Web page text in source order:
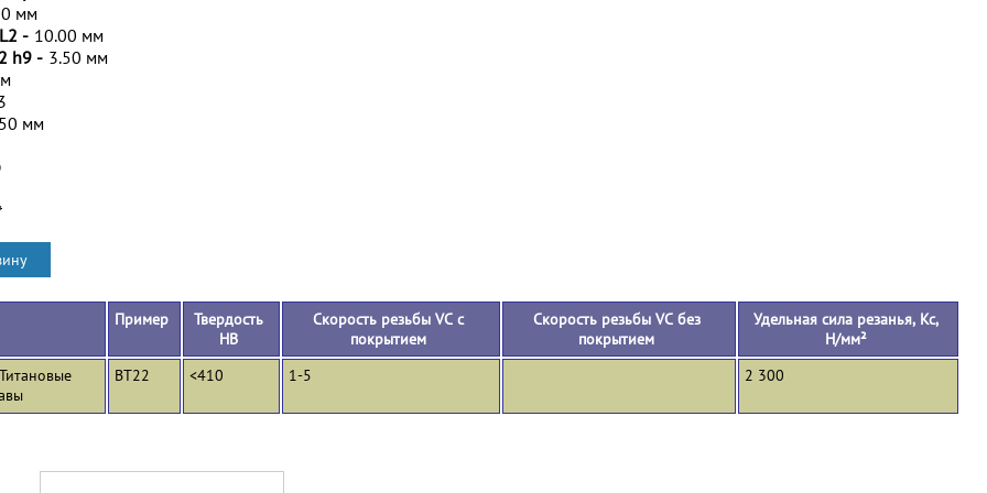
мм
- 10.00 мм
h9 - 3.50 мм
мм
Пример
Твердость
HB
Скорость резьбы VC с
покрытием
Скорость резьбы VC без
покрытием
Удельная сила резанья, Кс,
Н/мм²
ВТ22 <410 1-5 2 300